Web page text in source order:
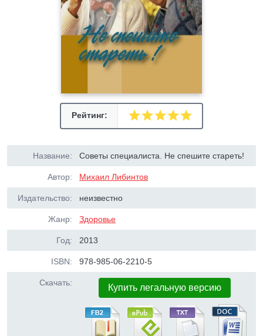
Рейтинг:
Название: Советы специалиста. Не спешите стареть!
Автор: Михаил Либинтов
Издательство: неизвестно
Жанр: Здоровье
Год: 2013
ISBN: 978-985-06-2210-5
Скачать: Купить легальную версию